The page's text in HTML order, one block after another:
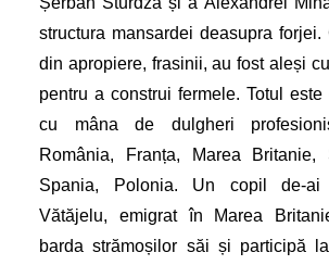
structura mansardei deasupra
din apropiere, frasinii, au fost aleși
pentru a construi fermele. Totul
cu mâna de dulgheri
România, Franța, Marea Britanie,
Spania, Polonia. Un copil de-ai
Vătăjelu, emigrat în Marea
barda strămoșilor săi și participă